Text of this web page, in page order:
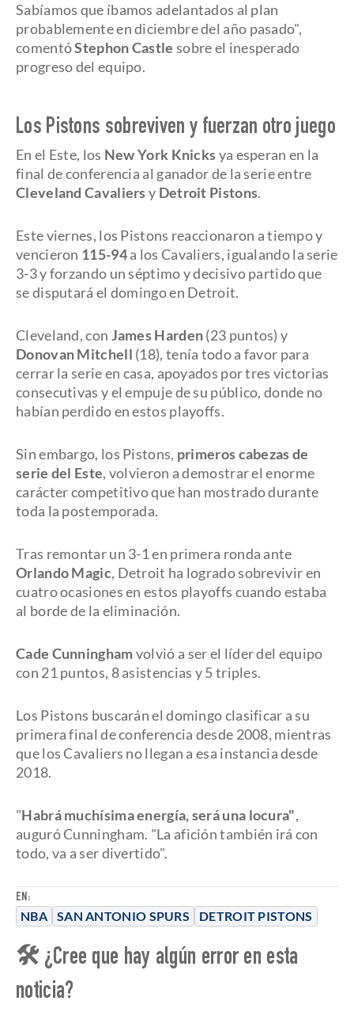
EN:
NBA SAN ANTONIO SPURS DETROIT PISTONS
Sabíamos que íbamos adelantados al plan
probablemente en diciembre del año pasado",
comentóStephon Castle sobre el inesperado
progreso del equipo.
Los Pistons sobreviven y fuerzan otro juego
En el Este, los New York Knicksya esperan en la
final de conferencia al ganador de la serie entre
Cleveland Cavaliersy Detroit Pistons.
Este viernes, los Pistons reaccionaron a tiempo y
vencieron 115-94a los Cavaliers, igualando la serie
3-3 y forzando un séptimo y decisivo partido que
se disputará el domingo en Detroit.
Cleveland, con James Harden(23 puntos) y
Donovan Mitchell (18), tenía todo a favor para
cerrar la serie en casa, apoyados por tres victorias
consecutivas y el empuje de su público, donde no
habían perdido en estos playoffs.
Sin embargo, los Pistons, primeros cabezas de
serie del Este, volvieron a demostrar el enorme
carácter competitivo que han mostrado durante
toda la postemporada.
Tras remontar un 3-1 en primera ronda ante
Orlando Magic, Detroit ha logrado sobrevivir en
cuatro ocasiones en estos playoffs cuando estaba
al borde de la eliminación.
Cade Cunninghamvolvió a ser el líder del equipo
con 21 puntos, 8 asistencias y 5 triples.
Los Pistons buscarán el domingo clasificar a su
primera final de conferencia desde 2008, mientras
que los Cavaliers no llegan a esa instancia desde
2018.
"Habrá muchísima energía, será una locura",
auguró Cunningham. "La afición también irá con
todo, va a ser divertido".
🛠 ¿Cree que hay algún error en esta
noticia?